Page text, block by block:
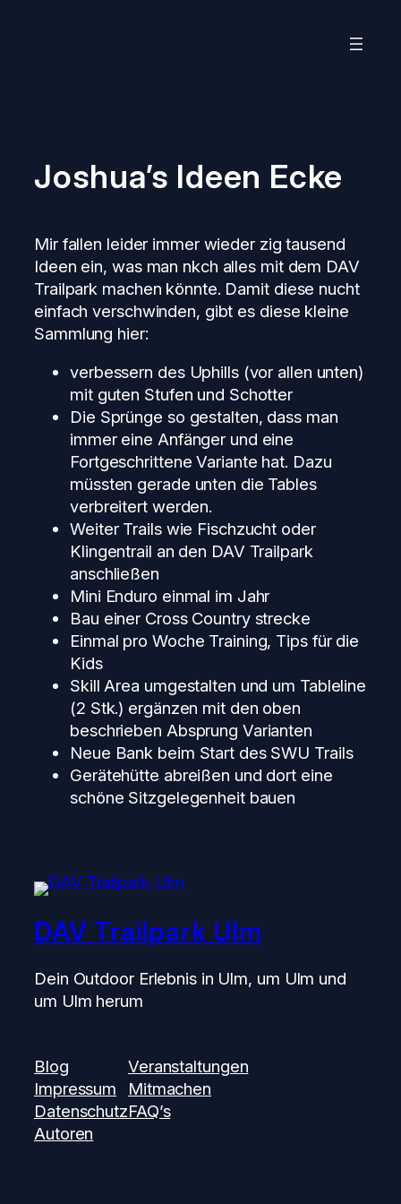
Joshua’s Ideen Ecke
Mir fallen leider immer wieder zig tausend
Ideen ein, was man nkch alles mit dem DAV
Trailpark machen könnte. Damit diese nucht
einfach verschwinden, gibt es diese kleine
Sammlung hier:
verbessern des Uphills (vor allen unten)
mit guten Stufen und Schotter
Die Sprünge so gestalten, dass man
immer eine Anfänger und eine
Fortgeschrittene Variante hat. Dazu
müssten gerade unten die Tables
verbreitert werden.
Weiter Trails wie Fischzucht oder
Klingentrail an den DAV Trailpark
anschließen
Mini Enduro einmal im Jahr
Bau einer Cross Country strecke
Einmal pro Woche Training, Tips für die
Kids
Skill Area umgestalten und um Tableline
(2 Stk.) ergänzen mit den oben
beschrieben Absprung Varianten
Neue Bank beim Start des SWU Trails
Gerätehütte abreißen und dort eine
schöne Sitzgelegenheit bauen
DAV Trailpark Ulm
Dein Outdoor Erlebnis in Ulm, um Ulm und
um Ulm herum
Blog
Impressum
Datenschutz
Autoren
Veranstaltungen
Mitmachen
FAQ’s